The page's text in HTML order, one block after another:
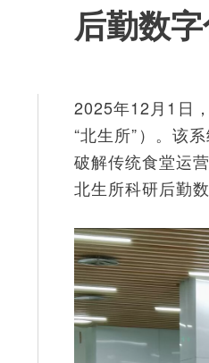
后勤数
2025年12月1日
“北生所”）。该
破解传统食堂运
北生所科研后勤数